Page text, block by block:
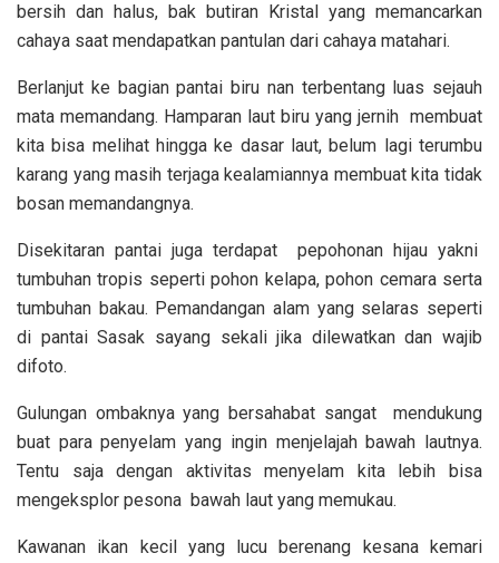
bersih dan halus, bak butiran Kristal yang memancarkan
cahaya saat mendapatkan pantulan dari cahaya matahari.
Berlanjut ke bagian pantai biru nan terbentang luas sejauh
mata memandang. Hamparan laut biru yang jernih membuat
kita bisa melihat hingga ke dasar laut, belum lagi terumbu
karang yang masih terjaga kealamiannya membuat kita tidak
bosan memandangnya.
Disekitaran pantai juga terdapat pepohonan hijau yakni
tumbuhan tropis seperti pohon kelapa, pohon cemara serta
tumbuhan bakau. Pemandangan alam yang selaras seperti
di pantai Sasak sayang sekali jika dilewatkan dan wajib
difoto.
Gulungan ombaknya yang bersahabat sangat mendukung
buat para penyelam yang ingin menjelajah bawah lautnya.
Tentu saja dengan aktivitas menyelam kita lebih bisa
mengeksplor pesona bawah laut yang memukau.
Kawanan ikan kecil yang lucu berenang kesana kemari